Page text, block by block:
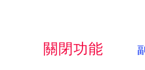
關閉功能